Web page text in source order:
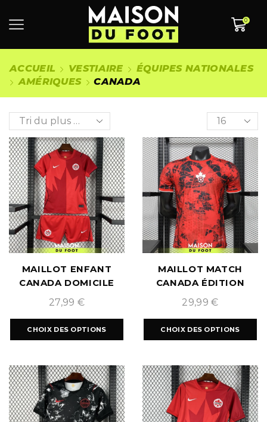
0
ACCUEIL VESTIAIRE
ÉQUIPES NATIONALES
AMÉRIQUES
CANADA
MAILLOT ENFANT
CANADA DOMICILE
COUPE DU MONDE
2026
27,99 €
CHOIX DES OPTIONS
MAILLOT MATCH
CANADA ÉDITION
SPÉCIALE 2026/2027
29,99€
CHOIX DES OPTIONS